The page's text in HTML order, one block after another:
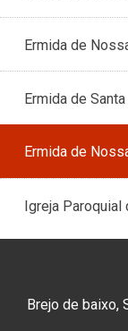
Ermida de
Ermida de
Ermida de
Igreja Paroquial
Brejo de baixo,